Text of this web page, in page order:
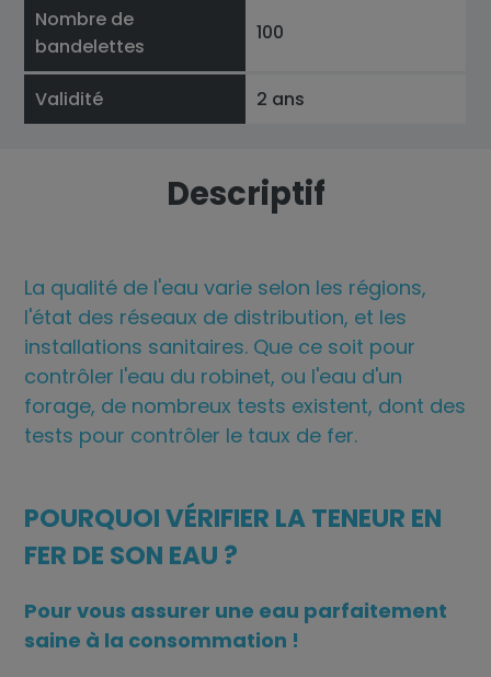
Nombre de
bandelettes
100
Validité 2 ans
Descriptif
La qualité de l'eau varie selon les régions,
l'état des réseaux de distribution, et les
installations sanitaires. Que ce soit pour
contrôler l'eau du robinet, ou l'eau d'un
forage, de nombreux tests existent, dont des
tests pour contrôler le taux de fer.
POURQUOI VÉRIFIER LA TENEUR EN
FER DE SON EAU ?
Pour vous assurer une eau parfaitement
saine à la consommation !